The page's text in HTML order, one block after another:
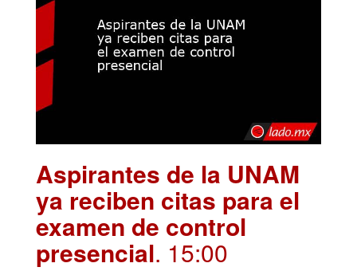
Aspirantes de la UNAM
ya reciben citas para el
examen de control
presencial. 15:00